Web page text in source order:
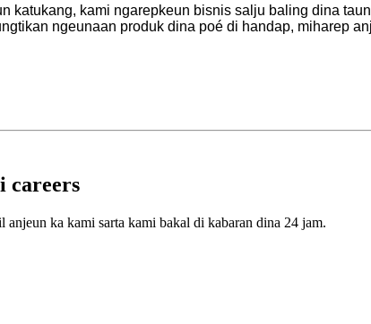
katukang, kami ngarepkeun bisnis salju baling dina
ngeunaan produk dina poé di handap, miharep
careers
ka kami sarta kami bakal di kabaran dina 24 jam.